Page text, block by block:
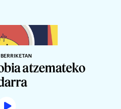
atzemateko